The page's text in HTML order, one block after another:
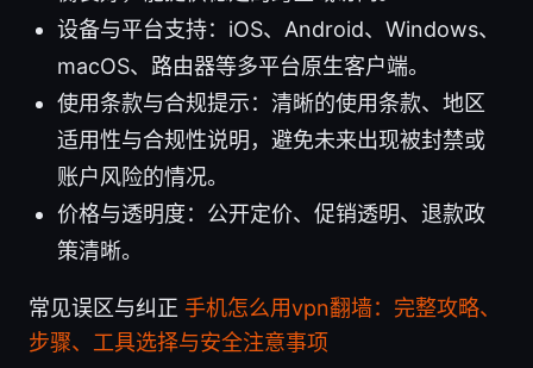
设备与平台支持：iOS、Android、Windows、
macOS、路由器等多平台原生客户端。
使用条款与合规提示：清晰的使用条款、地区
适用性与合规性说明，避免未来出现被封禁或
账户风险的情况。
价格与透明度：公开定价、促销透明、退款政
策清晰。
常见误区与纠正 手机怎么用vpn翻墙：完整攻略、
步骤、工具选择与安全注意事项